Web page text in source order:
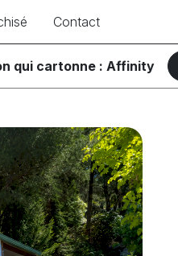
Contact
qui cartonne : Affinity